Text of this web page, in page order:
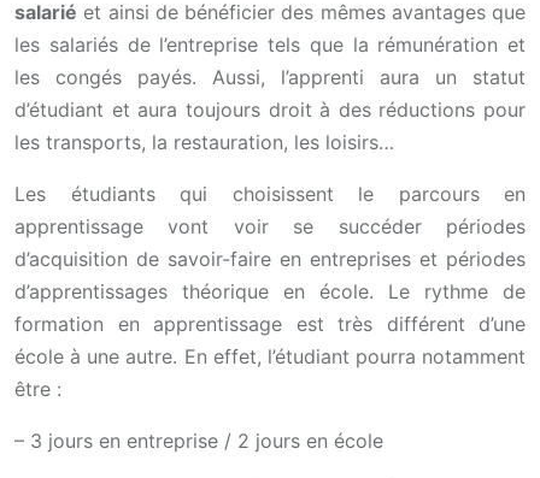
salarié et ainsi de bénéficier des mêmes avantages que
les salariés de l’entreprise tels que la rémunération et
les congés payés. Aussi, l’apprenti aura un statut
d’étudiant et aura toujours droit à des réductions pour
les transports, la restauration, les loisirs…
Les étudiants qui choisissent le parcours en
apprentissage vont voir se succéder périodes
d’acquisition de savoir-faire en entreprises et périodes
d’apprentissages théorique en école. Le rythme de
formation en apprentissage est très différent d’une
école à une autre. En effet, l’étudiant pourra notamment
être :
– 3 jours en entreprise / 2 jours en école